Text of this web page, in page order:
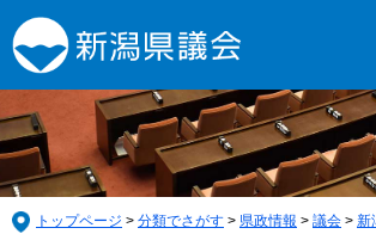
ー
ジ
の
先
頭
で
す。
ニ
ュ
ー
を
飛
ば
し
て
トップページ > 分類でさがす > 県政情報 > 議会 > 新